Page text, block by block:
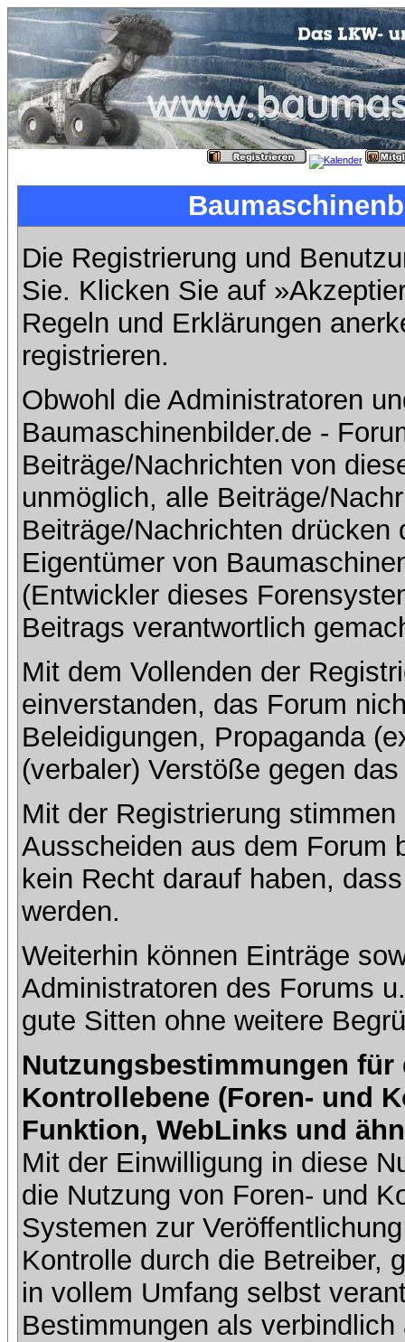
Die Registrierung und
Sie. Klicken Sie auf
Regeln und Erklärungen
registrieren.
Obwohl die Administratoren
Baumaschinenbilder.de -
Beiträge/Nachrichten von
unmöglich, alle Beiträge/
Beiträge/Nachrichten
Eigentümer von
(Entwickler dieses
Beitrags verantwortlich
Mit dem Vollenden der
einverstanden, das Forum
Beleidigungen, Propaganda
(verbaler) Verstöße gegen
Mit der Registrierung
Ausscheiden aus dem Forum
kein Recht darauf haben,
werden.
Weiterhin können Einträge
Administratoren des Forums
gute Sitten ohne weitere
Nutzungsbestimmungen
Kontrollebene (Foren- und
Funktion, WebLinks und
Mit der Einwilligung in diese
die Nutzung von Foren- und
Systemen zur
Kontrolle durch die Betreiber,
in vollem Umfang selbst
Bestimmungen als verbindlich